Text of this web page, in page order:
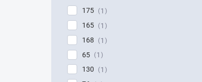
175
1
165
1
168
1
65
1
130
1